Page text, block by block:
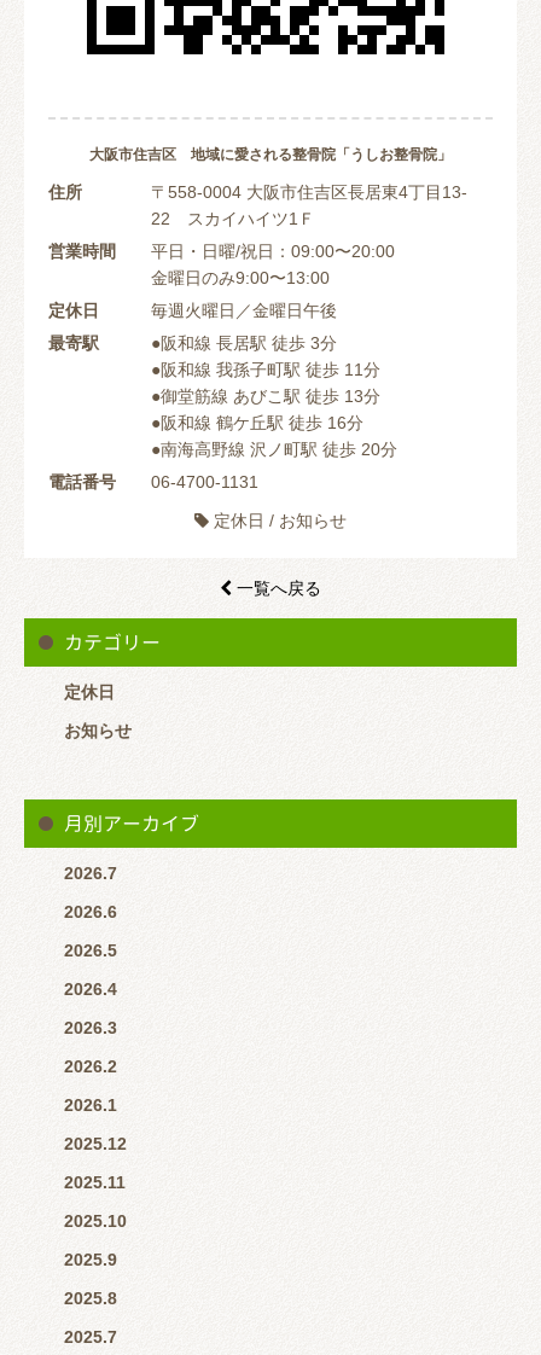
大阪市住吉区 地域に愛される整骨院「うしお整骨院」
住所
〒558-0004 大阪市住吉区長居東4丁目13-
22 スカイハイツ1Ｆ
営業時間
平日・日曜/祝日：09:00〜20:00
金曜日のみ9:00〜13:00
定休日
毎週火曜日／金曜日午後
最寄駅
●阪和線 長居駅 徒歩 3分
●阪和線 我孫子町駅 徒歩 11分
●御堂筋線 あびこ駅 徒歩 13分
●阪和線 鶴ケ丘駅 徒歩 16分
●南海高野線 沢ノ町駅 徒歩 20分
電話番号
06-4700-1131
 定休日 / お知らせ
 一覧へ戻る
カテゴリー
定休日
お知らせ
月別アーカイブ
2026.7
2026.6
2026.5
2026.4
2026.3
2026.2
2026.1
2025.12
2025.11
2025.10
2025.9
2025.8
2025.7